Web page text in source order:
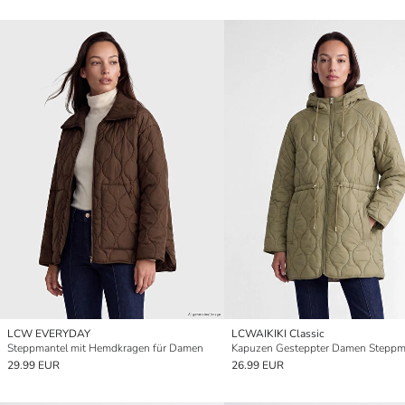
LCW EVERYDAY
Steppmantel mit Hemdkragen für Damen
29.99 EUR
LCWAIKIKI Classic
Kapuzen Gesteppter Damen
26.99 EUR